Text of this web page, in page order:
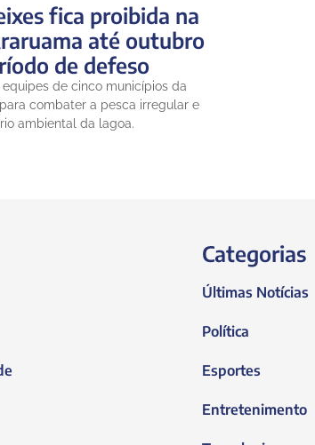
fica proibida na
até outubro
de defeso
equipes de cinco municípios da
combater a pesca irregular e
ambiental da lagoa.
Categorias
Últimas Notícias
Política
Esportes
Entretenimento